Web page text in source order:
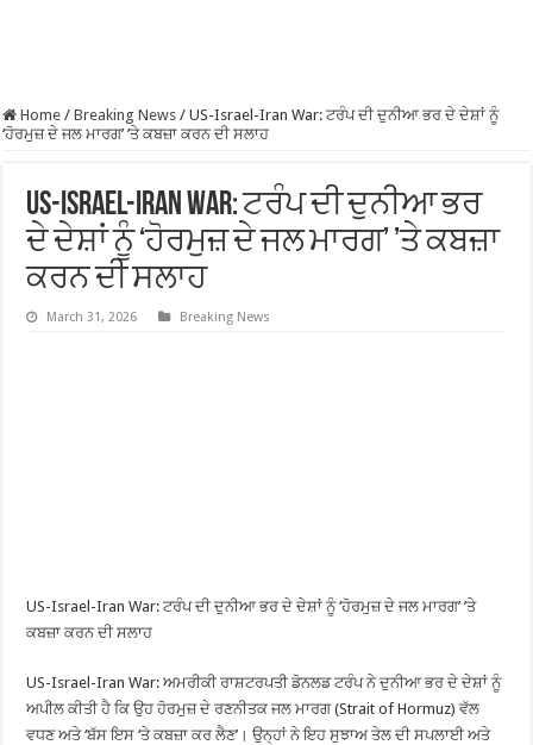
Home / Breaking News / US-Israel-Iran War: ਟਰੰਪ ਦੀ ਦੁਨੀਆ ਭਰ ਦੇ ਦੇਸ਼ਾਂ ਨੂੰ
‘ਹੋਰਮੁਜ਼ ਦੇ ਜਲ ਮਾਰਗ’ ’ਤੇ ਕਬਜ਼ਾ ਕਰਨ ਦੀ ਸਲਾਹ
US-Israel-Iran War: ਟਰੰਪ ਦੀ ਦੁਨੀਆ ਭਰ
ਦੇ ਦੇਸ਼ਾਂ ਨੂੰ ‘ਹੋਰਮੁਜ਼ ਦੇ ਜਲ ਮਾਰਗ’ ’ਤੇ ਕਬਜ਼ਾ
ਕਰਨ ਦੀ ਸਲਾਹ
March 31, 2026 Breaking News
US-Israel-Iran War: ਟਰੰਪ ਦੀ ਦੁਨੀਆ ਭਰ ਦੇ ਦੇਸ਼ਾਂ ਨੂੰ ‘ਹੋਰਮੁਜ਼ ਦੇ ਜਲ ਮਾਰਗ’ ’ਤੇ
ਕਬਜ਼ਾ ਕਰਨ ਦੀ ਸਲਾਹ
US-Israel-Iran War: ਅਮਰੀਕੀ ਰਾਸ਼ਟਰਪਤੀ ਡੋਨਲਡ ਟਰੰਪ ਨੇ ਦੁਨੀਆ ਭਰ ਦੇ ਦੇਸ਼ਾਂ ਨੂੰ
ਅਪੀਲ ਕੀਤੀ ਹੈ ਕਿ ਉਹ ਹੋਰਮੁਜ਼ ਦੇ ਰਣਨੀਤਕ ਜਲ ਮਾਰਗ (Strait of Hormuz) ਵੱਲ
ਵਧਣ ਅਤੇ ‘ਬੱਸ ਇਸ ‘ਤੇ ਕਬਜ਼ਾ ਕਰ ਲੈਣ’। ਉਨ੍ਹਾਂ ਨੇ ਇਹ ਸੁਝਾਅ ਤੇਲ ਦੀ ਸਪਲਾਈ ਅਤੇ